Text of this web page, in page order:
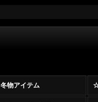
冬物アイテム